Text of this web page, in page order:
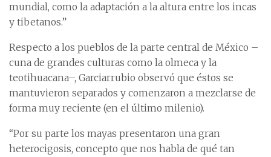
mundial, como la adaptación a la altura entre los incas
y tibetanos.”
Respecto a los pueblos de la parte central de México –
cuna de grandes culturas como la olmeca y la
teotihuacana–, Garciarrubio observó que éstos se
mantuvieron separados y comenzaron a mezclarse de
forma muy reciente (en el último milenio).
“Por su parte los mayas presentaron una gran
heterocigosis, concepto que nos habla de qué tan